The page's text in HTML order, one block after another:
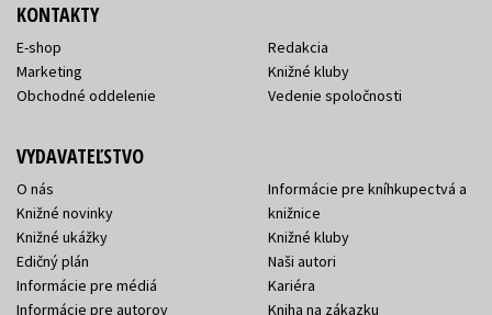
KONTAKTY
E-shop
Marketing
Obchodné oddelenie
Redakcia
Knižné kluby
Vedenie spoločnosti
VYDAVATEĽSTVO
O nás
Knižné novinky
Knižné ukážky
Edičný plán
Informácie pre médiá
Informácie pre autorov
Informácie pre kníhkupectvá a
knižnice
Knižné kluby
Naši autori
Kariéra
Kniha na zákazku